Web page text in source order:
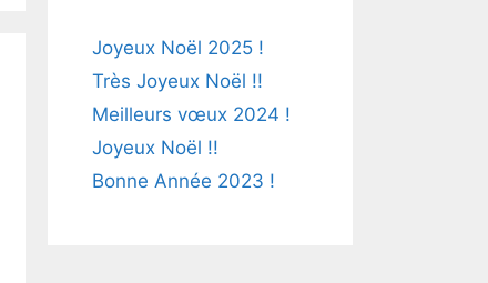
Joyeux Noël 2025 !
Très Joyeux Noël !!
Meilleurs vœux 2024 !
Joyeux Noël !!
Bonne Année 2023 !